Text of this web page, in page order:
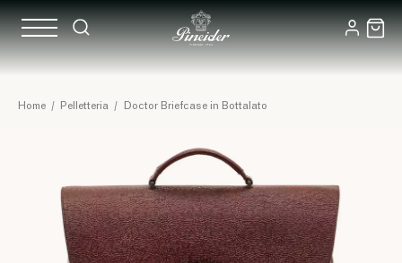
Home / Pelletteria / Doctor Briefcase in Bottalato